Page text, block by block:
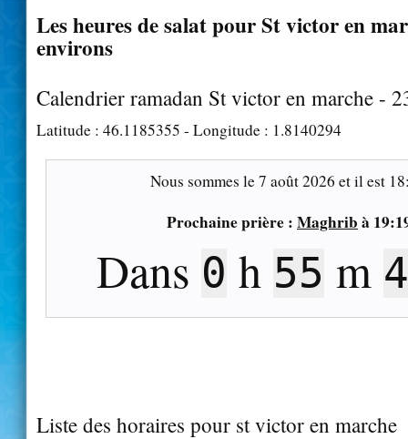
Les heures de salat pour St victor en
environs
Calendrier ramadan St victor en marche -
Latitude : 46.1185355 - Longitude : 1.8140294
Nous sommes le7 août 2026 et il est
Prochaine prière : Maghrib à
Dans 0 h 55 m
Liste des horaires pour st victor en marche